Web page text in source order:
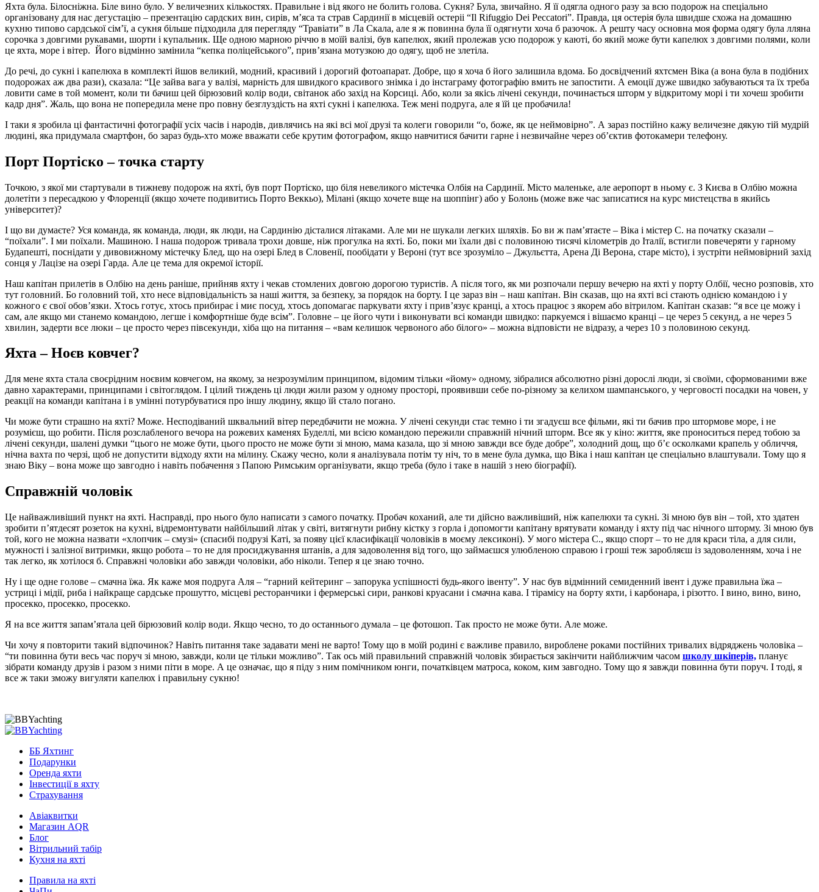
Яхта була. Білосніжна. Біле вино було. У величезних кількостях. Правильне і від якого не болить голова. Сукня? Була, звичайно. Я її одягла одного разу за всю подорож на спеціально
організовану для нас дегустацію – презентацію сардских вин, сирів, м’яса та страв Сардинії в місцевій остеріі “Il Rifuggio Dei Peccatori”. Правда, ця остерія була швидше схожа на домашню
кухню типово сардської сім’ї, а сукня більше підходила для перегляду “Травіати” в Ла Скала, але я ж повинна була її одягнути хоча б разочок. А решту часу основна моя форма одягу була лляна
сорочка з довгими рукавами, шорти і купальник. Ще одною марною річчю в моїй валізі, був капелюх, який пролежав усю подорож у каюті, бо який може бути капелюх з довгими полями, коли
це яхта, море і вітер. Його відмінно замінила “кепка поліцейського”, прив’язана мотузкою до одягу, щоб не злетіла.
До речі, до сукні і капелюха в комплекті йшов великий, модний, красивий і дорогий фотоапарат. Добре, що я хоча б його залишила вдома. Бо досвідчений яхтсмен Віка (а вона була в подібних
подорожах аж два рази), сказала: “Це зайва вага у валізі, марність для швидкого красивого знімка і до інстаграму фотографію вмить не запостити. А емоції дуже швидко забуваються та їх треба
ловити саме в той момент, коли ти бачиш цей бірюзовий колір води, світанок або захід на Корсиці. Або, коли за якісь лічені секунди, починається шторм у відкритому морі і ти хочеш зробити
кадр дня”. Жаль, що вона не попередила мене про повну безглуздість на яхті сукні і капелюха. Теж мені подруга, але я їй це пробачила!
І таки я зробила ці фантастичні фотографії усіх часів і народів, дивлячись на які всі мої друзі та колеги говорили “о, боже, як це неймовірно”. А зараз постійно кажу величезне дякую тій мудрій
людині, яка придумала смартфон, бо зараз будь-хто може вважати себе крутим фотографом, якщо навчитися бачити гарне і незвичайне через об’єктив фотокамери телефону.
Порт Портіско – точка старту
Точкою, з якої ми стартували в тижневу подорож на яхті, був порт Портіско, що біля невеликого містечка Олбія на Сардинії. Місто маленьке, але аеропорт в ньому є. З Києва в Олбію можна
долетіти з пересадкою у Флоренції (якщо хочете подивитись Порто Веккьо), Мілані (якщо хочете вще на шоппінг) або у Болонь (може вже час записатися на курс мистецства в якийсь
університет)?
І що ви думаєте? Уся команда, як команда, люди, як люди, на Сардинію дісталися літаками. Але ми не шукали легких шляхів. Бо ви ж пам’ятаєте – Віка і містер С. на початку сказали –
“поїхали”. І ми поїхали. Машиною. І наша подорож тривала трохи довше, ніж прогулка на яхті. Бо, поки ми їхали дві с половиною тисячі кілометрів до Італії, встигли повечеряти у гарному
Будапешті, поснідати у дивовижному містечку Блед, що на озері Блед в Словенії, пообідати у Вероні (тут все зрозуміло – Джульєтта, Арена Ді Верона, старе місто), і зустріти неймовірний захід
сонця у Лацізе на озері Гарда. Але це тема для окремої історії.
Наш капітан прилетів в Олбію на день раніше, прийняв яхту і чекав стомлених довгою дорогою туристів. А після того, як ми розпочали першу вечерю на яхті у порту Олбії, чесно розповів, хто
тут головний. Бо головний той, хто несе відповідальність за наші життя, за безпеку, за порядок на борту. І це зараз він – наш капітан. Він сказав, що на яхті всі стають однією командою і у
кожного є свої обов’язки. Хтось готує, хтось прибирає і миє посуд, хтось допомагає паркувати яхту і прив’язує кранці, а хтось працює з якорем або вітрилом. Капітан сказав: “я все це можу і
сам, але якщо ми станемо командою, легше і комфортніше буде всім”. Головне – це його чути і виконувати всі команди швидко: паркуемся і вішаємо кранці – це через 5 секунд, а не через 5
хвилин, задерти все люки – це просто через півсекунди, хіба що на питання – «вам келишок червоного або білого» – можна відповісти не відразу, а через 10 з половиною секунд.
Яхта – Ноєв ковчег?
Для мене яхта стала своєрідним ноєвим ковчегом, на якому, за незрозумілим принципом, відомим тільки «йому» одному, зібралися абсолютно різні дорослі люди, зі своїми, сформованими вже
давно характерами, принципами і світоглядом. І цілий тиждень ці люди жили разом у одному просторі, проявивши себе по-різному за келихом шампанського, у черговості посадки на човен, у
реакції на команди капітана і в умінні потурбуватися про іншу людину, якщо їй стало погано.
Чи може бути страшно на яхті? Може. Несподіваний шквальний вітер передбачити не можна. У лічені секунди стає темно і ти згадуєш все фільми, які ти бачив про штормове море, і не
розумієш, що робити. Після розслабленого вечора на рожевих каменях Буделлі, ми всією командою пережили справжній нічний шторм. Все як у кіно: життя, яке проноситься перед тобою за
лічені секунди, шалені думки “цього не може бути, цього просто не може бути зі мною, мама казала, що зі мною завжди все буде добре”, холодний дощ, що б’є осколками крапель у обличчя,
нічна вахта по черзі, щоб не допустити відходу яхти на мілину. Скажу чесно, коли я аналізувала потім ту ніч, то в мене була думка, що Віка і наш капітан це спеціально влаштували. Тому що я
знаю Віку – вона може що завгодно і навіть побачення з Папою Римським організувати, якщо треба (було і таке в нашій з нею біографії).
Справжній чоловік
Це найважливіший пункт на яхті. Насправді, про нього було написати з самого початку. Пробач коханий, але ти дійсно важливіший, ніж капелюхи та сукні. Зі мною був він – той, хто здатен
зробити п’ятдесят розеток на кухні, відремонтувати найбільший літак у світі, витягнути рибну кістку з горла і допомогти капітану врятувати команду і яхту під час нічного шторму. Зі мною був
той, кого не можна назвати «хлопчик – смузі» (спасибі подрузі Каті, за появу цієї класифікації чоловіків в моєму лексиконі). У мого містера С., якщо спорт – то не для краси тіла, а для сили,
мужності і залізної витримки, якщо робота – то не для просиджування штанів, а для задоволення від того, що займаєшся улюбленою справою і гроші теж заробляєш із задоволенням, хоча і не
так легко, як хотілося б. Справжні чоловіки або завжди чоловіки, або ніколи. Тепер я це знаю точно.
Ну і ще одне голове – смачна їжа. Як каже моя подруга Аля – “гарний кейтеринг – запорука успішності будь-якого івенту”. У нас був відмінний семиденний івент і дуже правильна їжа –
устриці і мідії, риба і найкраще сардське прошутто, місцеві ресторанчики і фермерські сири, ранкові круасани і смачна кава. І тірамісу на борту яхти, і карбонара, і різотто. І вино, вино, вино,
просекко, просекко, просекко.
Я на все життя запам’ятала цей бірюзовий колір води. Якщо чесно, то до останнього думала – це фотошоп. Так просто не може бути. Але може.
Чи хочу я повторити такий відпочинок? Навіть питання таке задавати мені не варто! Тому що в моїй родині є важливе правило, вироблене роками постійних тривалих відряджень чоловіка –
“ти повинна бути весь час поруч зі мною, завжди, коли це тільки можливо”. Так ось мій правильний справжній чоловік збирається закінчити найближчим часом школу шкіперів, планує
зібрати команду друзів і разом з ними піти в море. А це означає, що я піду з ним помічником юнги, початківцем матроса, коком, ким завгодно. Тому що я завжди повинна бути поруч. І тоді, я
все ж таки зможу вигуляти капелюх і правильну сукню!
ББ Яхтинг
Подарунки
Оренда яхти
Інвестиції в яхту
Страхування
Авіаквитки
Магазин AQR
Блог
Вітрильний табір
Кухня на яхті
Правила на яхті